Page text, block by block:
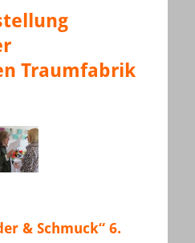
Traumfabrik
& Schmuck“ 6.